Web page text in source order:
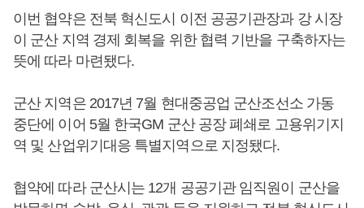
이번 협약은 전북 혁신도시 이전 공공기관장과 강 시장
이 군산 지역 경제 회복을 위한 협력 기반을 구축하자는
뜻에 따라 마련됐다.
군산 지역은 2017년 7월 현대중공업 군산조선소 가동
중단에 이어 5월 한국GM 군산 공장 폐쇄로 고용위기지
역 및 산업위기대응 특별지역으로 지정됐다.
협약에 따라 군산시는 12개 공공기관 임직원이 군산을